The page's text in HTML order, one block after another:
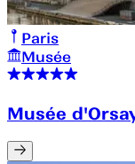
Paris
Musée
Musée